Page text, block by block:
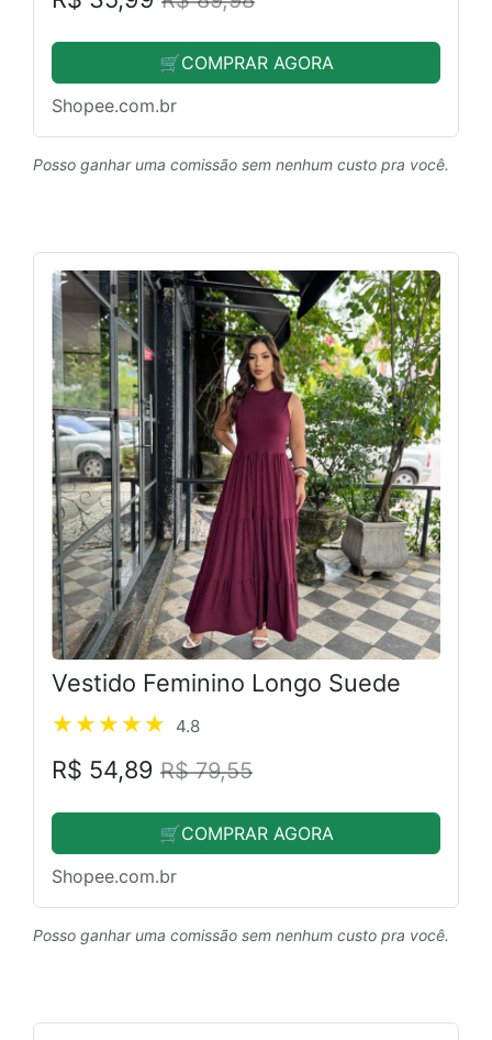
🛒COMPRAR AGORA
Shopee.com.br
Posso ganhar uma comissão sem nenhum custo pra você.
Vestido Feminino Longo Suede
4.8
R$ 54,89 R$ 79,55
🛒COMPRAR AGORA
Shopee.com.br
Posso ganhar uma comissão sem nenhum custo pra você.